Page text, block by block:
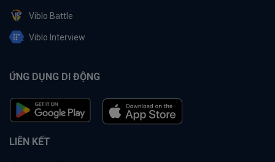
Viblo Battle
Viblo Interview
ỨNG DỤNG DI ĐỘNG
LIÊN KẾT